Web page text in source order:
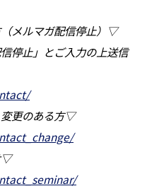
メルマガ配信停止）▽
停止」とご入力の上送信
更のある方▽
▽